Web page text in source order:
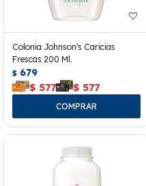
Colonia Johnson's Caricias
Frescas 200 Ml.
$ 679
$ 577 $ 577